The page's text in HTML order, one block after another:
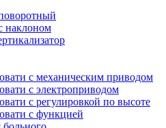
наклоном
с механическим приводом
с электроприводом
с регулировкой по высоте
с функцией